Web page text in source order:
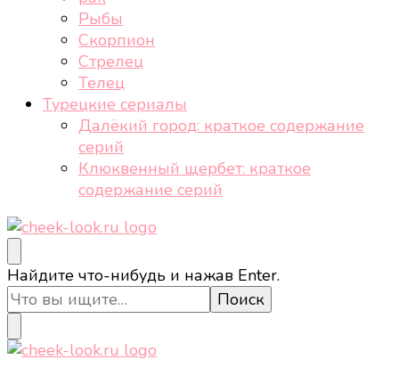
Рыбы
Скорпион
Стрелец
Телец
Турецкие сериалы
Далёкий город: краткое содержание
серий
Клюквенный щербет: краткое
содержание серий
cheek-look.ru
Женский сайт о звездах и кино, а также трендах,
здоровом образе жизни, спорте, стиле, отдыхе и
еде.
Ищите
что-
то?
Найдите что-нибудь и нажав Enter.